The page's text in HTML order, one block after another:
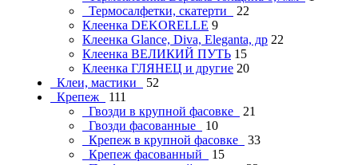
Термосалфетки, скатерти
22
Клеенка DEKORELLE 9
Клеенка Glance, Diva, Eleganta, др 22
Клеенка ВЕЛИКИЙ ПУТЬ 15
Клеенка ГЛЯНЕЦ и другие 20
Клеи, мастики
52
Крепеж
111
Гвозди в крупной фасовке
21
Гвозди фасованные
10
Крепеж в крупной фасовке
33
Крепеж фасованный
15